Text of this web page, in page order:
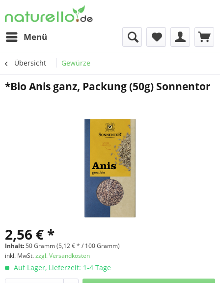
Menü
Übersicht Gewürze
*Bio Anis ganz, Packung (50g) Sonnentor
2,56 € *
Inhalt:50 Gramm (5,12 € * / 100 Gramm)
inkl. MwSt.zzgl. Versandkosten
Auf Lager, Lieferzeit: 1-4 Tage